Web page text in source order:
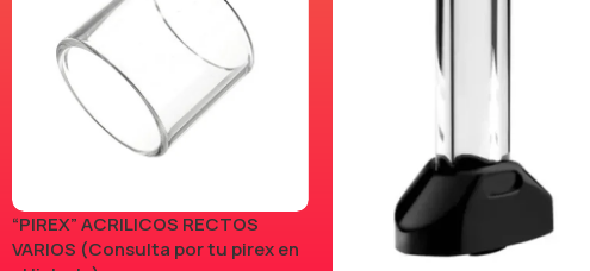
“PIREX” ACRILICOS RECTOS
VARIOS (Consulta por tu pirex en